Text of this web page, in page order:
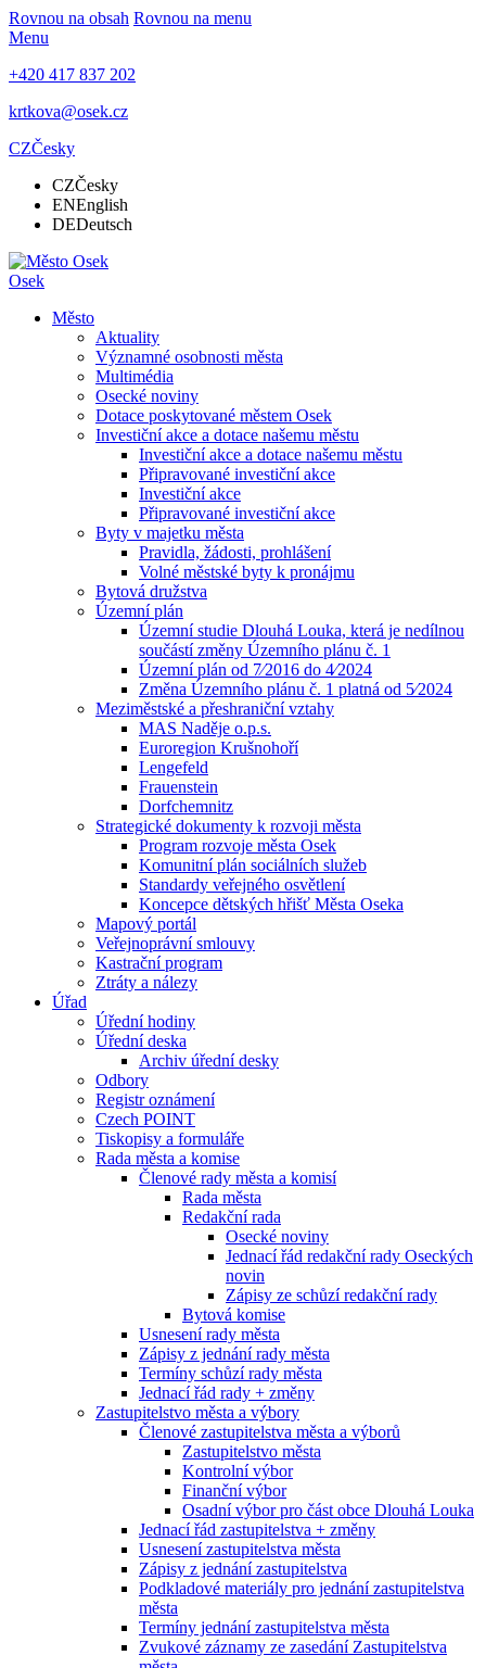
Rovnou na obsah Rovnou na menu
Menu
+420 417 837 202
krtkova@osek.cz
CZČesky
CZČesky
ENEnglish
DEDeutsch
Osek
Město
Aktuality
Významné osobnosti města
Multimédia
Osecké noviny
Dotace poskytované městem Osek
Investiční akce a dotace našemu městu
Investiční akce a dotace našemu městu
Připravované investiční akce
Investiční akce
Připravované investiční akce
Byty v majetku města
Pravidla, žádosti, prohlášení
Volné městské byty k pronájmu
Bytová družstva
Územní plán
Územní studie Dlouhá Louka, která je nedílnou
součástí změny Územního plánu č. 1
Územní plán od 7⁄2016 do 4⁄2024
Změna Územního plánu č. 1 platná od 5⁄2024
Meziměstské a přeshraniční vztahy
MAS Naděje o.p.s.
Euroregion Krušnohoří
Lengefeld
Frauenstein
Dorfchemnitz
Strategické dokumenty k rozvoji města
Program rozvoje města Osek
Komunitní plán sociálních služeb
Standardy veřejného osvětlení
Koncepce dětských hřišť Města Oseka
Mapový portál
Veřejnoprávní smlouvy
Kastrační program
Ztráty a nálezy
Úřad
Úřední hodiny
Úřední deska
Archiv úřední desky
Odbory
Registr oznámení
Czech POINT
Tiskopisy a formuláře
Rada města a komise
Členové rady města a komisí
Rada města
Redakční rada
Osecké noviny
Jednací řád redakční rady Oseckých
novin
Zápisy ze schůzí redakční rady
Bytová komise
Usnesení rady města
Zápisy z jednání rady města
Termíny schůzí rady města
Jednací řád rady + změny
Zastupitelstvo města a výbory
Členové zastupitelstva města a výborů
Zastupitelstvo města
Kontrolní výbor
Finanční výbor
Osadní výbor pro část obce Dlouhá Louka
Jednací řád zastupitelstva + změny
Usnesení zastupitelstva města
Zápisy z jednání zastupitelstva
Podkladové materiály pro jednání zastupitelstva
města
Termíny jednání zastupitelstva města
Zvukové záznamy ze zasedání Zastupitelstva